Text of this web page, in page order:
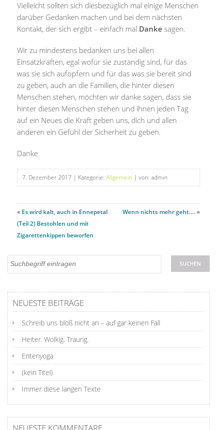
Vielleicht sollten sich diesbezüglich mal einige Menschen
darüber Gedanken machen und bei dem nächsten
Kontakt, der sich ergibt – einfach mal Danke sagen.
Wir zu mindestens bedanken uns bei allen
Einsatzkräften, egal wofür sie zuständig sind, für das
was sie sich aufopfern und für das was sie bereit sind
zu geben, auch an die Familien, die hinter diesen
Menschen stehen, möchten wir danke sagen, dass sie
hinter diesen Menschen stehen und ihnen jeden Tag
auf ein Neues die Kraft geben uns, dich und allen
anderen ein Gefühl der Sicherheit zu geben.
Danke
7. Dezember 2017 | Kategorie: Allgemein | von: admin
« Es wird kalt, auch in Ennepetal
(Teil 2) Bestohlen und mit
Zigarettenkippen beworfen
Wenn nichts mehr geht….»
NEUESTE BEITRÄGE
Schreib uns bloß nicht an – auf gar keinen Fall
Heiter. Wolkig. Traurig.
Entenyoga
(kein Titel)
Immer diese langen Texte